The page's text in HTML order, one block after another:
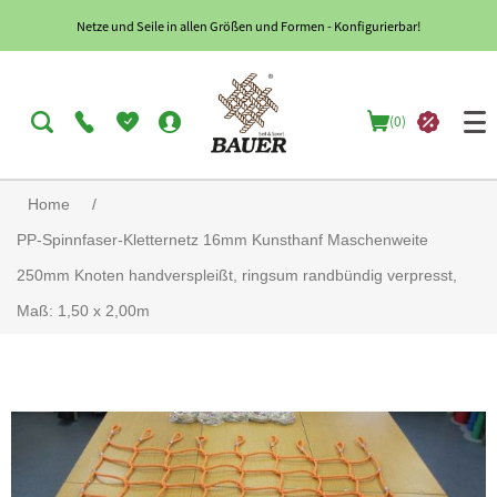
Netze und Seile in allen Größen und Formen - Konfigurierbar!
(0)
Home
/
PP-Spinnfaser-Kletternetz 16mm Kunsthanf Maschenweite
250mm Knoten handverspleißt, ringsum randbündig verpresst,
Maß: 1,50 x 2,00m